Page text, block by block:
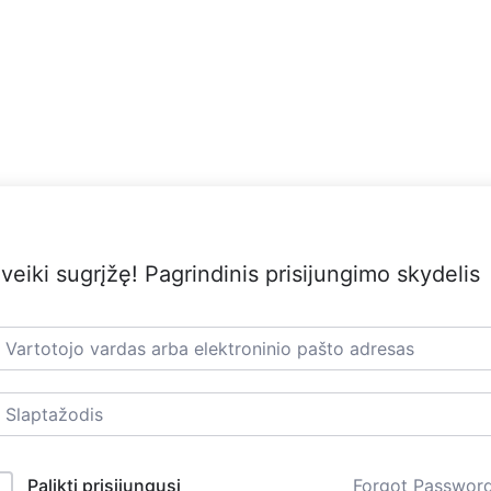
sugrįžę! Pagrindinis prisijungimo skydelis
Palikti prisijungusį Forgot